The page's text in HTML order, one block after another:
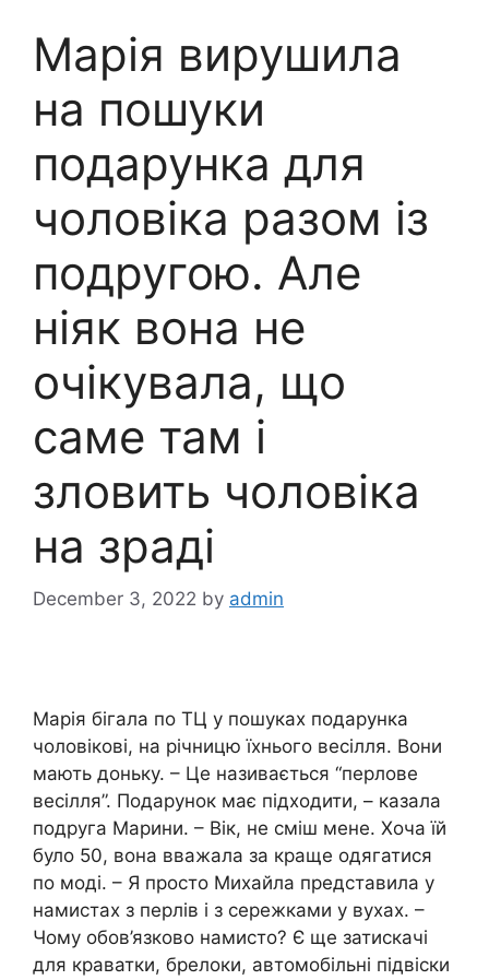
Марія вирушила
на пошуки
подарунка для
чоловіка разом із
подругою. Але
ніяк вона не
очікувала, що
саме там і
зловить чоловіка
на зраді
December 3, 2022 by admin
Марія бігала по ТЦ у пошуках подарунка
чоловікові, на річницю їхнього весілля. Вони
мають доньку. – Це називається “перлове
весілля”. Подарунок має підходити, – казала
подруга Марини. – Вік, не сміш мене. Хоча їй
було 50, вона вважала за краще одягатися
по моді. – Я просто Михайла представила у
намистах з перлів і з сережками у вухах. –
Чому обов’язково намисто? Є ще затискачі
для краватки, брелоки, автомобільні підвіски